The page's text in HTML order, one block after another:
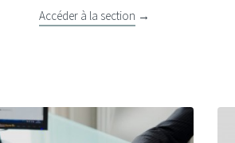
Accéder à la section →